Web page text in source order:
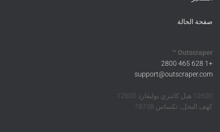
صفحة الحالة
Outscraper ™
+1 628 465 2800
support@outscraper.com
12600 هيل كانتري بوليفارد 12600
كهف النحل، تكساس 78738